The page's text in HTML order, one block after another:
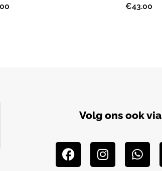
€43.00
Volg ons ook via